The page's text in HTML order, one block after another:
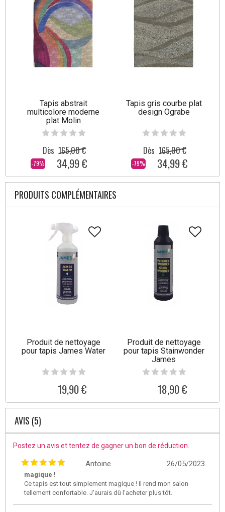
Tapis abstrait
multicolore moderne
plat Molin
-79%
Dès 165,00 €
34,99 €
Tapis gris courbe plat
design Ograbe
-79%
Dès 165,00 €
34,99 €
PRODUITS COMPLÉMENTAIRES
Produit de nettoyage
pour tapis James Water
19,90 €
Produit de nettoyage
pour tapis Stainwonder
James
18,90 €
AVIS (5)
Postez un avis et tentez de gagner un bon de réduction.
26/05/2023
Antoine
magique !
Ce tapis est tout simplement magique ! Il rend mon salon
tellement confortable. J'aurais dû l'acheter plus tôt.